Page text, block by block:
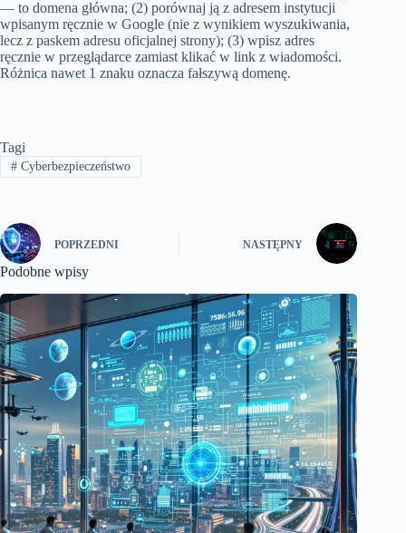
— to domena główna; (2) porównaj ją z adresem instytucji
wpisanym ręcznie w Google (nie z wynikiem wyszukiwania,
lecz z paskem adresu oficjalnej strony); (3) wpisz adres
ręcznie w przeglądarce zamiast klikać w link z wiadomości.
Różnica nawet 1 znaku oznacza fałszywą domenę.
Tagi
#Cyberbezpieczeństwo
POPRZEDNI NASTĘPNY
Podobne wpisy